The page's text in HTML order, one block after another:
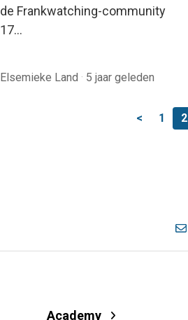
de Frankwatching-community
17…
Elsemieke Land · 5 jaar geleden
< 1 2
Academy